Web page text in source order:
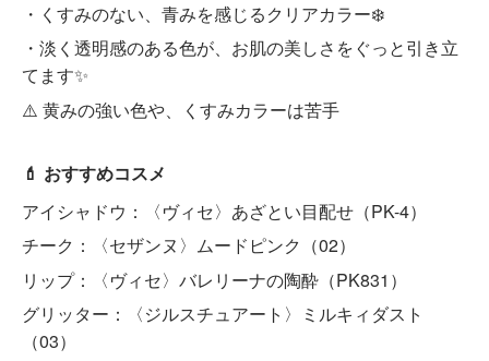
・くすみのない、青みを感じるクリアカラー❄️
・淡く透明感のある色が、お肌の美しさをぐっと引き立
てます✨
⚠️ 黄みの強い色や、くすみカラーは苦手
💄 おすすめコスメ
アイシャドウ：〈ヴィセ〉あざとい目配せ（PK-4）
チーク：〈セザンヌ〉ムードピンク（02）
リップ：〈ヴィセ〉バレリーナの陶酔（PK831）
グリッター：〈ジルスチュアート〉ミルキィダスト
（03）